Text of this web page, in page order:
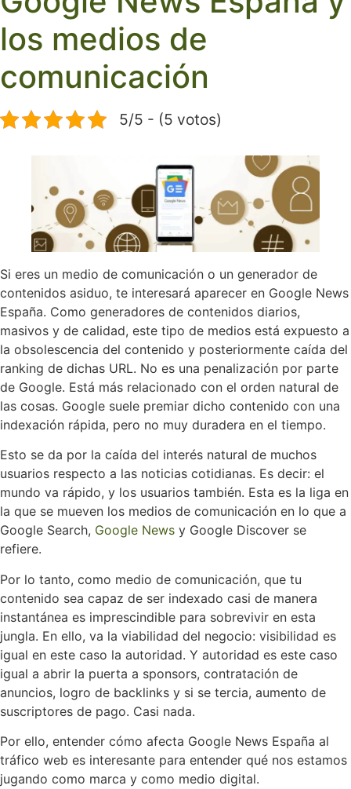
los medios de
comunicación
5/5 - (5 votos)
Si eres un medio de comunicación o un generador de
contenidos asiduo, te interesará aparecer en Google News
España. Como generadores de contenidos diarios,
masivos y de calidad, este tipo de medios está expuesto a
la obsolescencia del contenido y posteriormente caída del
ranking de dichas URL. No es una penalización por parte
de Google. Está más relacionado con el orden natural de
las cosas. Google suele premiar dicho contenido con una
indexación rápida, pero no muy duradera en el tiempo.
Esto se da por la caída del interés natural de muchos
usuarios respecto a las noticias cotidianas. Es decir: el
mundo va rápido, y los usuarios también. Esta es la liga en
la que se mueven los medios de comunicación en lo que a
Google Search, Google News y Google Discover se
refiere.
Por lo tanto, como medio de comunicación, que tu
contenido sea capaz de ser indexado casi de manera
instantánea es imprescindible para sobrevivir en esta
jungla. En ello, va la viabilidad del negocio: visibilidad es
igual en este caso la autoridad. Y autoridad es este caso
igual a abrir la puerta a sponsors, contratación de
anuncios, logro de backlinks y si se tercia, aumento de
suscriptores de pago. Casi nada.
Por ello, entender cómo afecta Google News España al
tráfico web es interesante para entender qué nos estamos
jugando como marca y como medio digital.